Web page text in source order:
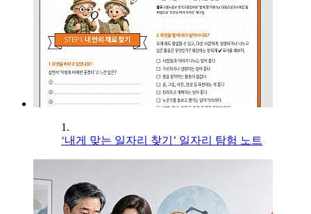
1.
‘내게 맞는 일자리 찾기’ 일자리 탐험 노트